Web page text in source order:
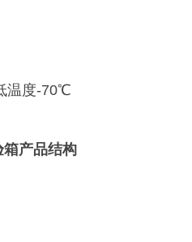
度-70℃
箱产品结构